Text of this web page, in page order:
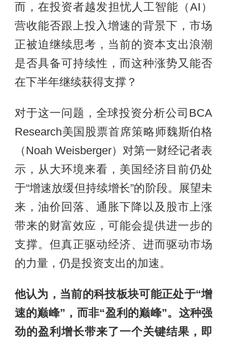
而，在投资者越发担忧人工智能（AI）
营收能否跟上投入增速的背景下，市场
正被迫继续思考，当前的资本支出浪潮
是否具备可持续性，而这种涨势又能否
在下半年继续获得支撑？
对于这一问题，全球投资分析公司BCA
Research美国股票首席策略师魏斯伯格
（Noah Weisberger）对第一财经记者表
示，从大环境来看，美国经济目前仍处
于“增速放缓但持续增长”的阶段。展望未
来，油价回落、通胀下降以及股市上涨
带来的财富效应，可能会提供进一步的
支撑。但真正驱动经济、进而驱动市场
的力量，仍是投资支出的加速。
他认为，当前的科技板块可能正处于“增
速的巅峰”，而非“盈利的巅峰”。这种强
劲的盈利增长带来了一个关键结果，即